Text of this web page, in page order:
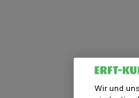
Wir und